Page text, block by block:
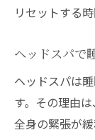
リセットする
ヘッドスパで
ヘッドスパは
す。その理由
全身の緊張が